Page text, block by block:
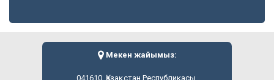
Мекен жайымыз:
041610, Қазақстан Республикасы,